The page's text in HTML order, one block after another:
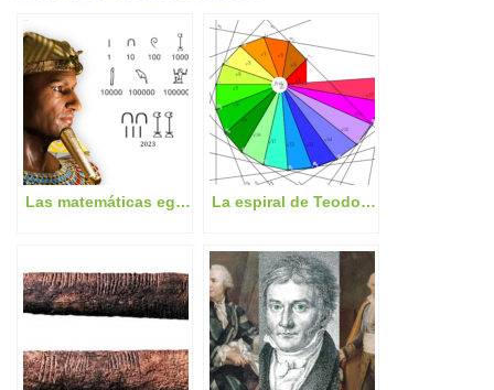
Las matemáticas egipcias: Explorando el papiro Rhind La espiral de Teodoro: El teorema de Pitágoras impreso en el universo